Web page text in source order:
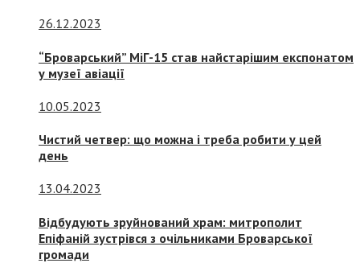
26.12.2023
“Броварський” МіГ-15 став найстарішим експонатом
у музеї авіації
10.05.2023
Чистий четвер: що можна і треба робити у цей
день
13.04.2023
Відбудують зруйнований храм: митрополит
Епіфаній зустрівся з очільниками Броварської
громади